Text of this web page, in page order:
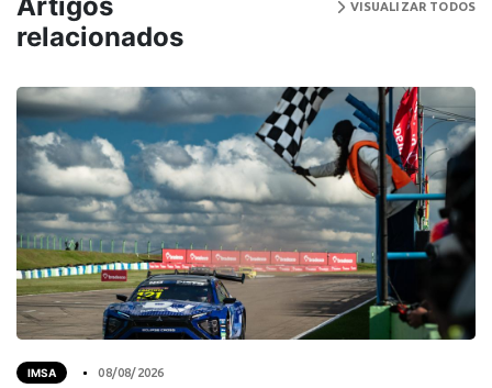
relacionados
VISUALIZAR TODOS
IMSA 08/08/2026